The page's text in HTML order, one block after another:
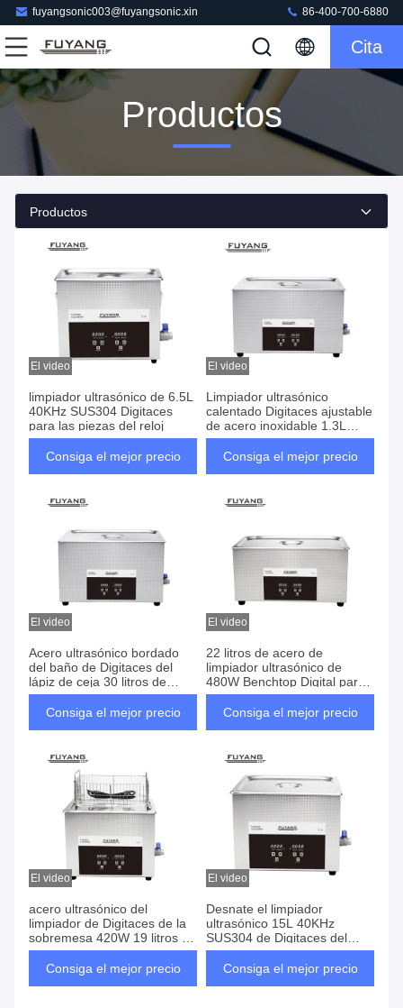
fuyangsonic003@fuyangsonic.xin 86-400-700-6880
Cita
Productos
Productos
El video
limpiador ultrasónico de 6.5L
40KHz SUS304 Digitaces
para las piezas del reloj
Consiga el mejor precio
El video
Limpiador ultrasónico
calentado Digitaces ajustable
de acero inoxidable 1.3L
150*135*65m m
Consiga el mejor precio
El video
Acero ultrasónico bordado
del baño de Digitaces del
lápiz de ceja 30 litros de
600W con el poder de
calefacción 150W
Consiga el mejor precio
El video
22 litros de acero de
limpiador ultrasónico de
480W Benchtop Digital para
los componentes eléctricos
Consiga el mejor precio
El video
acero ultrasónico del
limpiador de Digitaces de la
sobremesa 420W 19 litros de
40KHz
Consiga el mejor precio
El video
Desnate el limpiador
ultrasónico 15L 40KHz
SUS304 de Digitaces del
tamiz
Consiga el mejor precio